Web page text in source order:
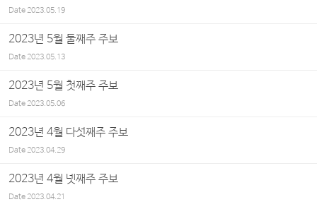
Date2023.05.19
2023년 5월 둘째주 주보
Date2023.05.13
2023년 5월 첫째주 주보
Date2023.05.06
2023년 4월 다섯째주 주보
Date2023.04.29
2023년 4월 넷째주 주보
Date2023.04.21